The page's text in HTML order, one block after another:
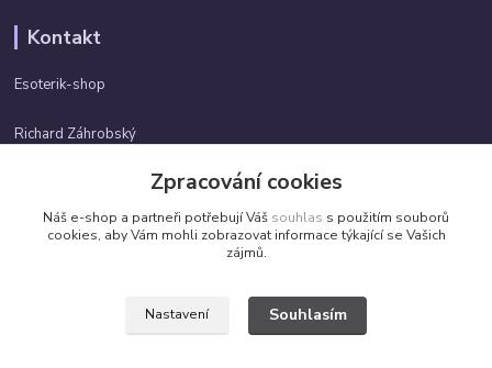
Kontakt
Esoterik-shop
Richard Záhrobský
info@esoterik-shop.cz
Zpracování cookies
Náš e-shop a partneři potřebují Váš souhlas s použitím souborů
cookies, aby Vám mohli zobrazovat informace týkající se Vašich
zájmů.
Nastavení Souhlasím